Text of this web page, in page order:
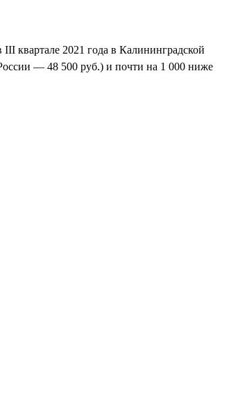
III квартале 2021 года в Калининградской
— 48 500 руб.) и почти на 1 000 ниже